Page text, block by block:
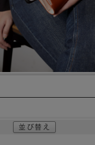
並び替え